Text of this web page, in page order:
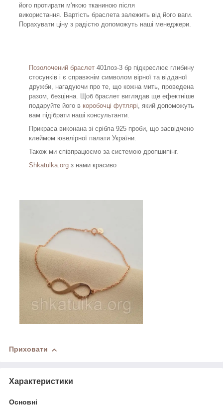
його протирати м'якою тканиною після
використання. Вартість браслета залежить від його ваги.
Порахувати ціну з радістю допоможуть наші менеджери.
Позолочений браслет 401поз-3 бр підкреслює глибину
стосунків і є справжнім символом вірної та відданої
дружби, нагадуючи про те, що кожна мить, проведена
разом, безцінна. Щоб браслет виглядав ще ефектніше
подаруйте його в коробочці футлярі, який допоможуть
вам підібрати наші консультанти.
Прикраса виконана зі срібла 925 проби, що засвідчено
клеймом ювелірної палати України.
Також ми співпрацюємо за системою дропшипінг.
Shkatulka.org з нами красиво
Приховати
Характеристики
Основні